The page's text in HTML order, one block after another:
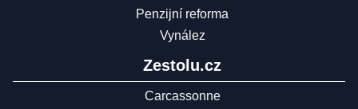
Penzijní reforma
Vynález
Zestolu.cz
Carcassonne